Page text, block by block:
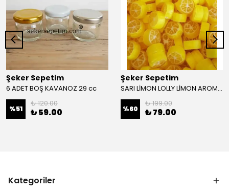
Şeker Sepetim
6 ADET BOŞ KAVANOZ 29 cc
%51
₺ 120.00
₺ 59.00
Şeker Sepetim
SARI LİMON LOLLY LİMON AROMALI 250 GR
%60
₺ 199.00
₺ 79.00
Kategoriler